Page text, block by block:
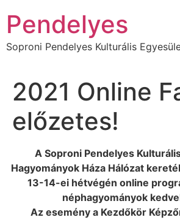
tartalomhoz
Pendelyes
Soproni Pendelyes Kulturális
2021 Online
előzetes!
A Soproni Pendelyes
Hagyományok Háza Hálózat
13-14-ei hétvégén online
néphagyományok
Az esemény a Kezdőkör